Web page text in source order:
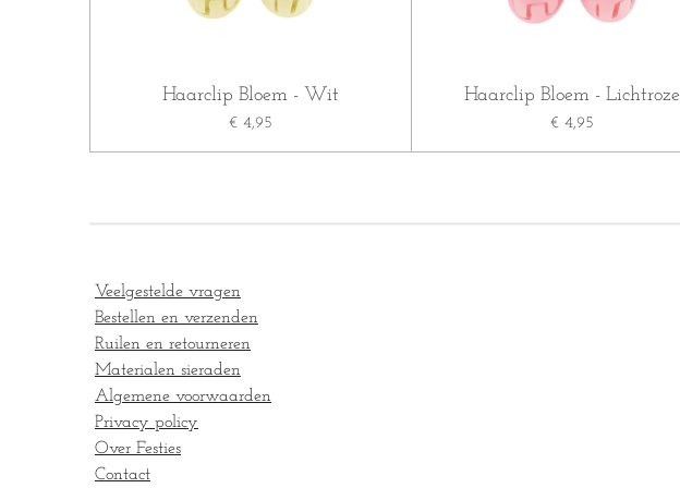
Haarclip Bloem - Wit
€ 4,95
Haarclip Bloem - Lichtroze
€ 4,95
Veelgestelde vragen
Bestellen en verzenden
Ruilen en retourneren
Materialen sieraden
Algemene voorwaarden
Privacy policy
Over Festies
Contact